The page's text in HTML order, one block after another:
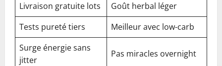
Livraison gratuite lots
Goût herbal léger
Tests pureté tiers
Meilleur avec low-carb
Surge énergie sans
jitter
Pas miracles overnight